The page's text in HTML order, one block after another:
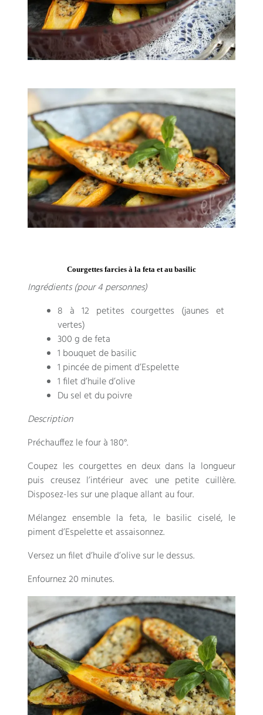
Courgettes farcies à la feta et au basilic
Ingrédients (pour 4 personnes)
8 à 12 petites courgettes (jaunes et
vertes)
300 g de feta
1 bouquet de basilic
1 pincée de piment d’Espelette
1 filet d’huile d’olive
Du sel et du poivre
Description
Préchauffez le four à 180°.
Coupez les courgettes en deux dans la longueur
puis creusez l’intérieur avec une petite cuillère.
Disposez-les sur une plaque allant au four.
Mélangez ensemble la feta, le basilic ciselé, le
piment d’Espelette et assaisonnez.
Versez un filet d’huile d’olive sur le dessus.
Enfournez 20 minutes.